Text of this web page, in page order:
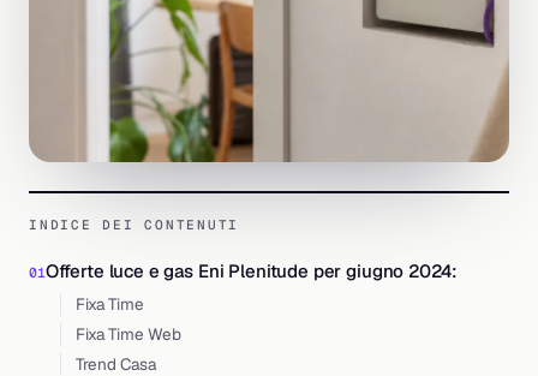
INDICE DEI CONTENUTI
Offerte luce e gas Eni Plenitude per giugno 2024:
Fixa Time
Fixa Time Web
Trend Casa